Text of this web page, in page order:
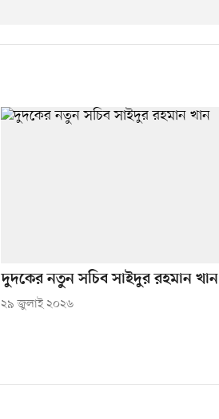
দুদকের নতুন সচিব সাইদুর রহমান খান
২৯ জুলাই ২০২৬